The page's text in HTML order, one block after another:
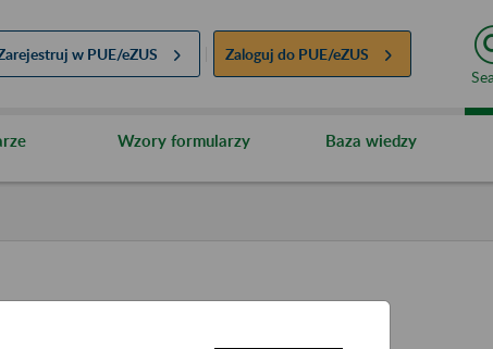
w PUE/eZUS Zaloguj do PUE/eZUS
Wzory formularzy Baza wiedzy